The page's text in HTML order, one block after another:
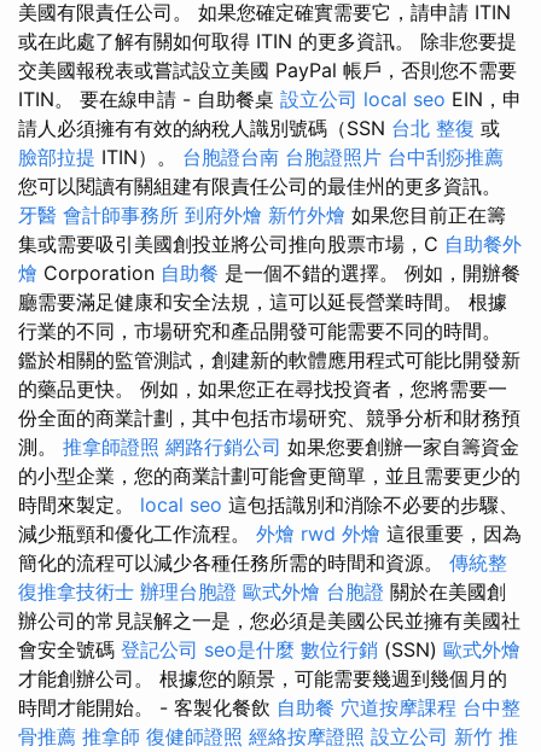
美國有限責任公司。 如果您確定確實需要它，請申請 ITIN
或在此處了解有關如何取得 ITIN 的更多資訊。 除非您要提
交美國報稅表或嘗試設立美國 PayPal 帳戶，否則您不需要
ITIN。 要在線申請 - 自助餐桌 設立公司 local seo EIN，申
請人必須擁有有效的納稅人識別號碼（SSN 台北 整復 或
臉部拉提 ITIN）。 台胞證台南 台胞證照片 台中刮痧推薦
您可以閱讀有關組建有限責任公司的最佳州的更多資訊。
牙醫 會計師事務所 到府外燴 新竹外燴 如果您目前正在籌
集或需要吸引美國創投並將公司推向股票市場，C 自助餐外
燴 Corporation 自助餐 是一個不錯的選擇。 例如，開辦餐
廳需要滿足健康和安全法規，這可以延長營業時間。 根據
行業的不同，市場研究和產品開發可能需要不同的時間。
鑑於相關的監管測試，創建新的軟體應用程式可能比開發新
的藥品更快。 例如，如果您正在尋找投資者，您將需要一
份全面的商業計劃，其中包括市場研究、競爭分析和財務預
測。 推拿師證照 網路行銷公司 如果您要創辦一家自籌資金
的小型企業，您的商業計劃可能會更簡單，並且需要更少的
時間來製定。 local seo 這包括識別和消除不必要的步驟、
減少瓶頸和優化工作流程。 外燴 rwd 外燴 這很重要，因為
簡化的流程可以減少各種任務所需的時間和資源。 傳統整
復推拿技術士 辦理台胞證 歐式外燴 台胞證 關於在美國創
辦公司的常見誤解之一是，您必須是美國公民並擁有美國社
會安全號碼 登記公司 seo是什麼 數位行銷 (SSN) 歐式外燴
才能創辦公司。 根據您的願景，可能需要幾週到幾個月的
時間才能開始。 - 客製化餐飲 自助餐 穴道按摩課程 台中整
骨推薦 推拿師 復健師證照 經絡按摩證照 設立公司 新竹 推